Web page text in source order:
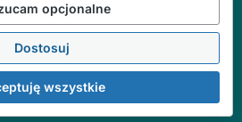
reklamowym.
Wszelkie prawa zastrzeżone.
ze specjalistą.
opcjonalne
Dostosuj
wszystkie